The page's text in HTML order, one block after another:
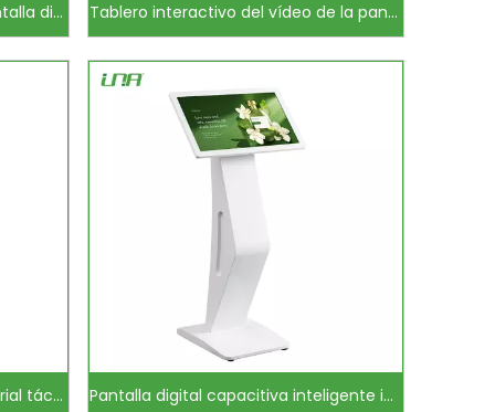
Pantalla de publicidad con pantalla digital de vídeo LED 4K de la escuela Tablero interactivo del vídeo de la pantalla táctil de la señalización del menú LED
Pantalla de vídeo digital industrial táctil IR LED Android Android Pantalla digital capacitiva inteligente industrial 4G